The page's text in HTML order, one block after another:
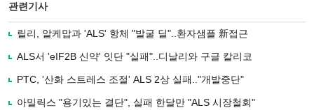
로
기
사
유
기
관련기사
릴리, 알케맙과 'ALS' 항체 "발굴 딜"..환자샘플 新접근
ALS서 'eIF2B 신약' 잇단 "실패"..디날리와 구글 칼리코
PTC, '산화 스트레스 조절' ALS 2상 실패.."개발중단"
아밀릭스 "용기있는 결단", 실패 한달만 "ALS 시장철회"